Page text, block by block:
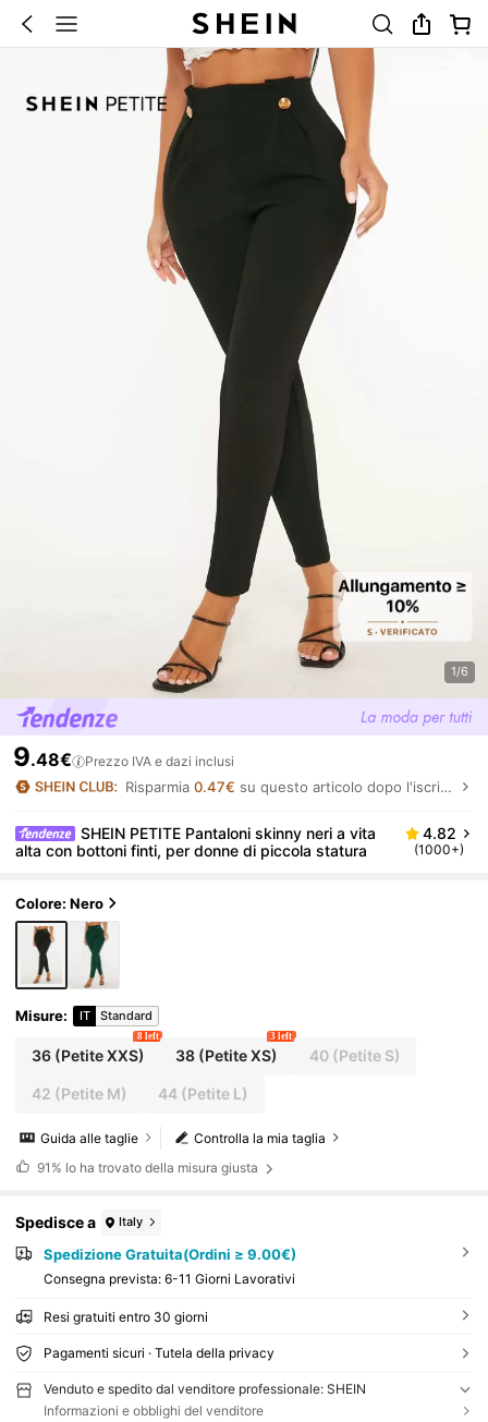
1/6
9.48€ Prezzo IVA e dazi inclusi
Risparmia 0.47€ su questo articolo dopo l'iscrizione.
SHEIN PETITE Pantaloni skinny neri a vita
alta con bottoni finti, per donne di piccola statura
4.82
(1000+)
Colore: Nero
Misure: IT Standard
36(Petite XXS)
8 left
38 (Petite XS)
3 left
40(Petite S)
42 (Petite M) 44 (Petite L)
Controlla la mia taglia
Guida alle taglie
91% lo ha trovato della misura giusta
Spedisce a Italy
Spedizione Gratuita(Ordini ≥ 9.00€)
Consegna prevista: 6-11 Giorni Lavorativi
Resi gratuiti entro 30 giorni
Pagamenti sicuri · Tutela della privacy
Venduto e spedito dal venditore professionale: SHEIN
Informazioni e obblighi del venditore